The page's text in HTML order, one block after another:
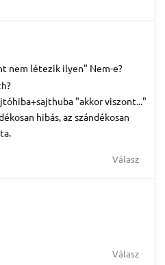
nem létezik ilyen" Nem-e?
"akkor viszont..."
hibás, az szándékosan
Válasz
Válasz